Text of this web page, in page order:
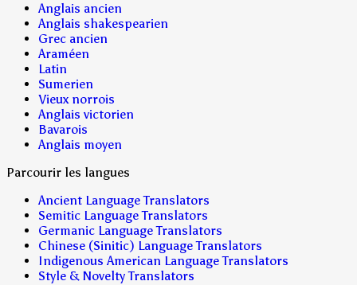
Anglais ancien
Anglais shakespearien
Grec ancien
Araméen
Latin
Sumerien
Vieux norrois
Anglais victorien
Bavarois
Anglais moyen
Parcourir les langues
Ancient Language Translators
Semitic Language Translators
Germanic Language Translators
Chinese (Sinitic) Language Translators
Indigenous American Language Translators
Style & Novelty Translators